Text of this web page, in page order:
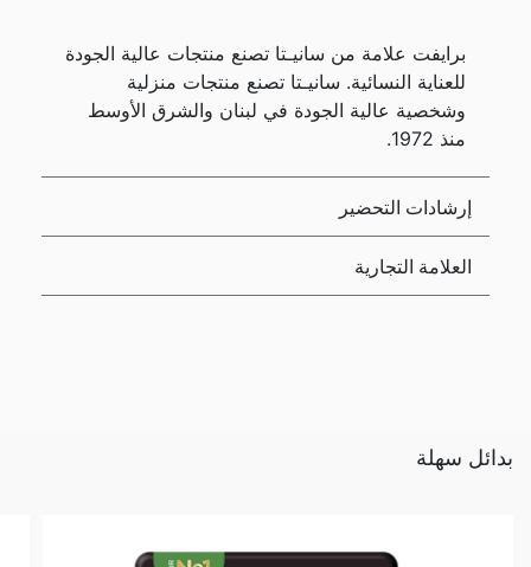
برايفت علامة من سانيـتا تصنع منتجات عالية الجودة
للعناية النسائية. سانيـتا تصنع منتجات منزلية
وشخصية عالية الجودة في لبنان والشرق الأوسط
منذ 1972.
إرشادات التحضير
العلامة التجارية
بدائل سهلة